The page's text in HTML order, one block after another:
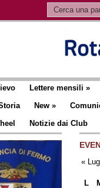
Lettere mensili »
New »
Notizie dai Club
« Lug
L